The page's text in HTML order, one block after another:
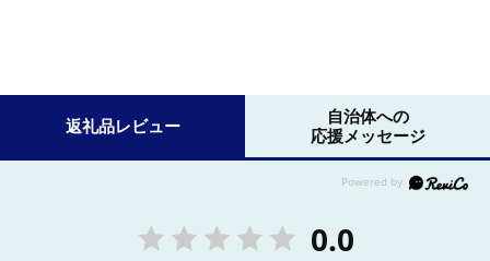
返礼品レビュー
自治体への
応援メッセージ
0.0